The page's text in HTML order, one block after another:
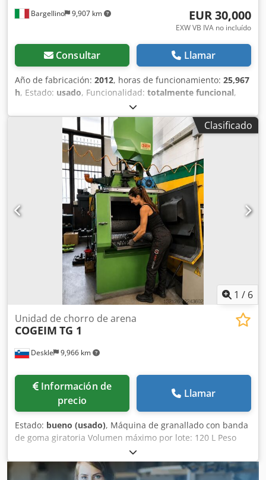
Bargellino 9,907 km EUR 30,000
EXW VB IVA no incluído
Consultar Llamar
Año de fabricación: 2012, horas de funcionamiento: 25,967
h, Estado: usado, Funcionalidad: totalmente funcional,
número de máquina/vehículo:
máquina COGEIM TA 30, un granallador BANFI TA 30 con
tambor, usada, fabricada en 2012. Tipo de máquina: TA30-
2892 Dodjzrwy Nopfx Ai Esck Número de serie: 2525 Año
de fabricación: 2012 Presión mínima de aire: 5 bares
Presión máxima de aire: 8 bares Peso: 18.000 kg Si tiene
alguna pregunta o necesita información adicional, no dude
en enviarnos un mensaje o llamarnos.
Clasificado
1 / 6
Deskle 9,966 km
Unidad de chorro de arena
COGEIM TG 1
Información de
precio
Llamar
Estado: bueno (usado), Máquina de granallado con banda
de goma giratoria Volumen máximo por lote: 120 L Peso
máximo por lote: 200 kg Peso máximo de la pieza: 10 kg
Diámetro del compartimento: 700 mm Dedpfx Aiezh Ikwj
Esck Ancho del compartimento: 750 mm Número de